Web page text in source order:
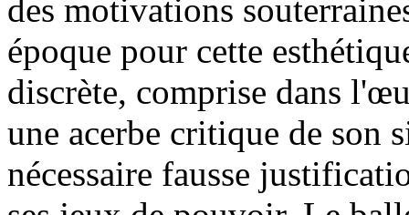
des motivations
époque pour cette
discrète, comprise dans
une acerbe critique de son
nécessaire fausse